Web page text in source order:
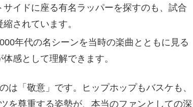
サイドに座る有名ラッパーを探すのも、試合
されています。
年代の名シーンを当時の楽曲とともに見る
感として理解できます。
は「敬意」です。ヒップホップもバスケも、
を尊重する姿勢が、本当のファンとしての深